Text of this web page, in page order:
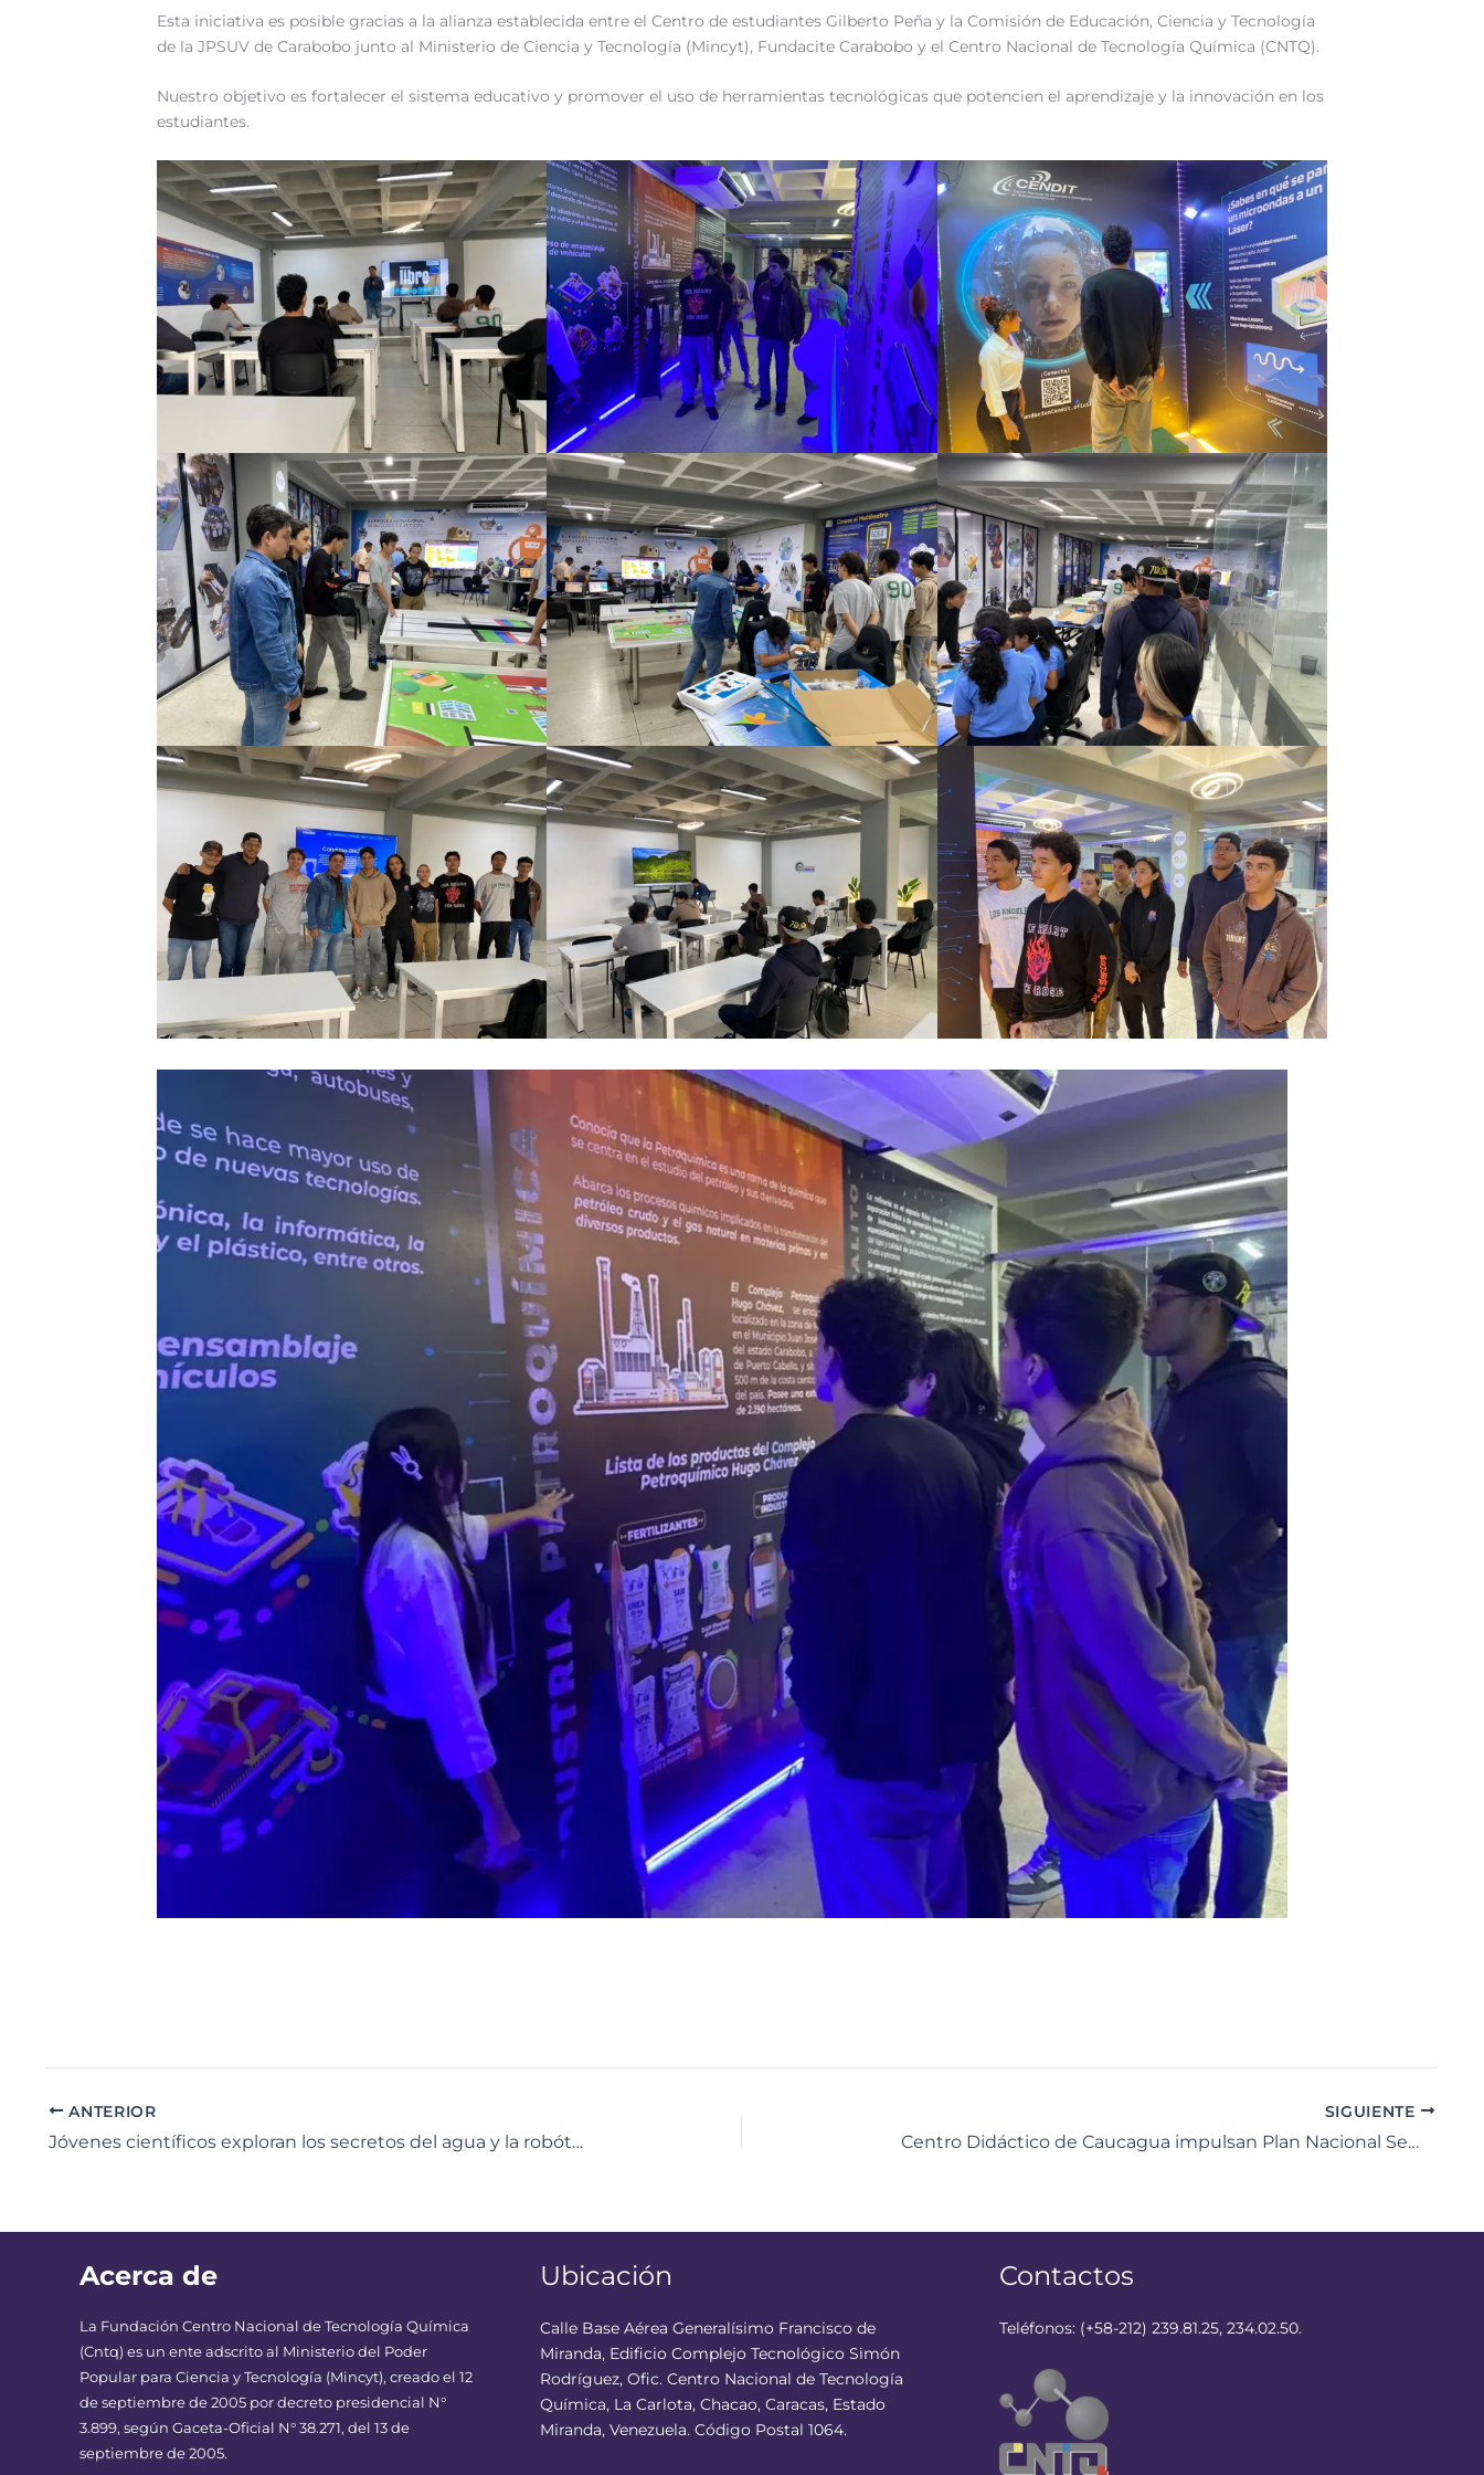
Esta iniciativa es posible gracias a la alianza establecida entre el Centro de estudiantes Gilberto Peña y la Comisión de Educación, Ciencia y Tecnología
de la JPSUV de Carabobo junto al Ministerio de Ciencia y Tecnología (Mincyt), Fundacite Carabobo y el Centro Nacional de Tecnología Química (CNTQ).
Nuestro objetivo es fortalecer el sistema educativo y promover el uso de herramientas tecnológicas que potencien el aprendizaje y la innovación en los
estudiantes.
ANTERIOR
Jóvenes científicos exploran los secretos del agua y la robótica en emocionante ruta educativa
SIGUIENTE
Centro Didáctico de Caucagua impulsan Plan Nacional Semilleros Científicos
Acerca de
La Fundación Centro Nacional de Tecnología Química
(Cntq) es un ente adscrito al Ministerio del Poder
Popular para Ciencia y Tecnología (Mincyt), creado el 12
de septiembre de 2005 por decreto presidencial N°
3.899, según Gaceta-Oficial N° 38.271, del 13 de
septiembre de 2005.
Ubicación
Calle Base Aérea Generalísimo Francisco de
Miranda, Edificio Complejo Tecnológico Simón
Rodríguez, Ofic. Centro Nacional de Tecnología
Química, La Carlota, Chacao, Caracas, Estado
Miranda, Venezuela. Código Postal 1064.
Contactos
Teléfonos: (+58-212) 239.81.25, 234.02.50.